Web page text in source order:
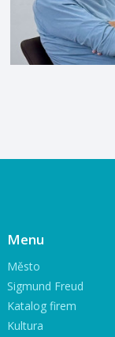
Menu
Město
Sigmund Freud
Katalog firem
Kultura